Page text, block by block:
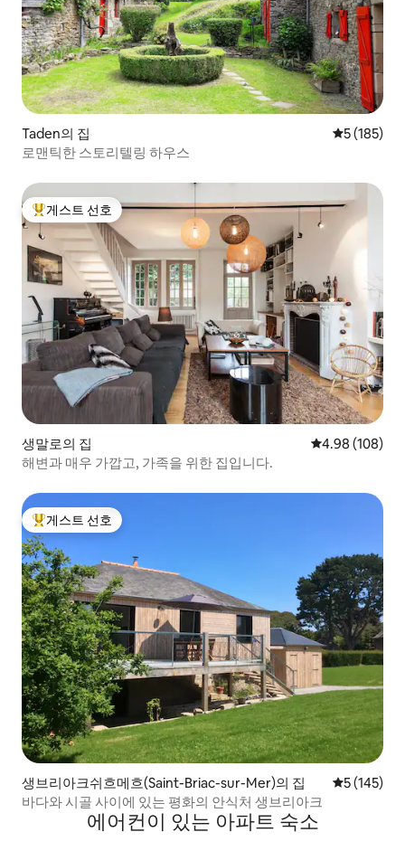
Taden의 집 평점 5점(5
5 (185)
로맨틱한 스토리텔링 하우스
상위 게스트 선호
게스트 선호
생말로의 집 평점 4.98점(5
4.98 (108)
해변과 매우 가깝고, 가족을 위한 집입니다.
상위 게스트 선호
게스트 선호
생브리아크쉬흐메흐(Saint-Briac-sur-Mer)의 집 평점 5점(5
5 (145)
바다와 시골 사이에 있는 평화의 안식처 생브리아크
에어컨이 있는 아파트 숙소